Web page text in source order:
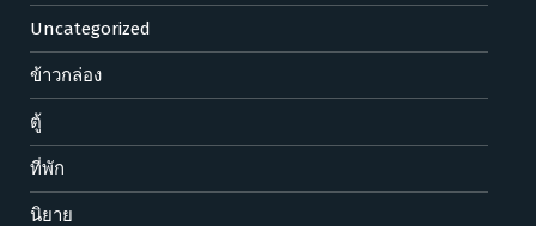
Uncategorized
ข้าวกล่อง
ตู้
ที่พัก
นิยาย